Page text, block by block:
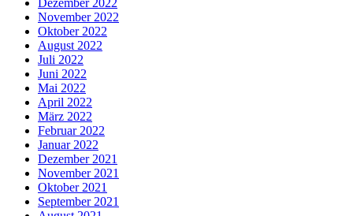
Dezember 2022
November 2022
Oktober 2022
August 2022
Juli 2022
Juni 2022
Mai 2022
April 2022
März 2022
Februar 2022
Januar 2022
Dezember 2021
November 2021
Oktober 2021
September 2021